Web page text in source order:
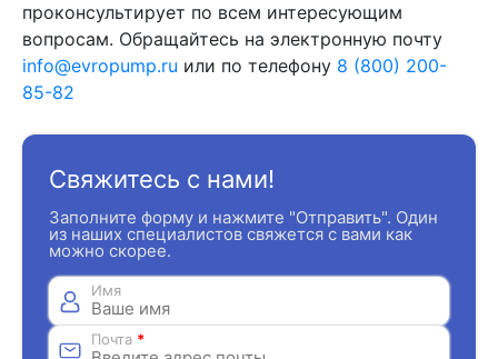
проконсультирует по всем интересующим
вопросам. Обращайтесь на электронную почту
info@evropump.ru или по телефону 8 (800) 200-
85-82
Свяжитесь с нами!
Заполните форму и нажмите "Отправить". Один
из наших специалистов свяжется с вами как
можно скорее.
Имя
Почта *